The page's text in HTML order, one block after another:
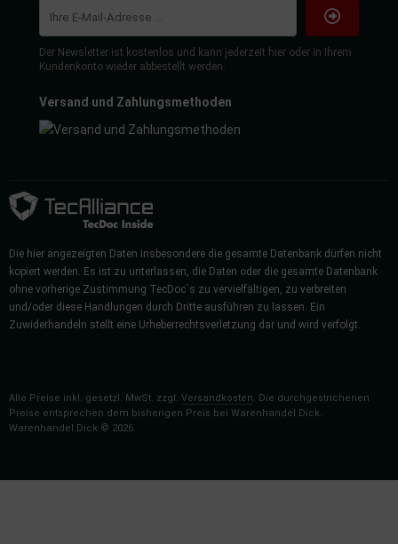
Der Newsletter ist kostenlos und kann jederzeit hier oder in Ihrem
Kundenkonto wieder abbestellt werden.
Versand und Zahlungsmethoden
Die hier angezeigten Daten insbesondere die gesamte Datenbank dürfen nicht
kopiert werden. Es ist zu unterlassen, die Daten oder die gesamte Datenbank
ohne vorherige Zustimmung TecDoc´s zu vervielfältigen, zu verbreiten
und/oder diese Handlungen durch Dritte ausführen zu lassen. Ein
Zuwiderhandeln stellt eine Urheberrechtsverletzung dar und wird verfolgt.
Alle Preise inkl. gesetzl. MwSt. zzgl. Versandkosten. Die durchgestrichenen
Preise entsprechen dem bisherigen Preis bei Warenhandel Dick.
Warenhandel Dick © 2026